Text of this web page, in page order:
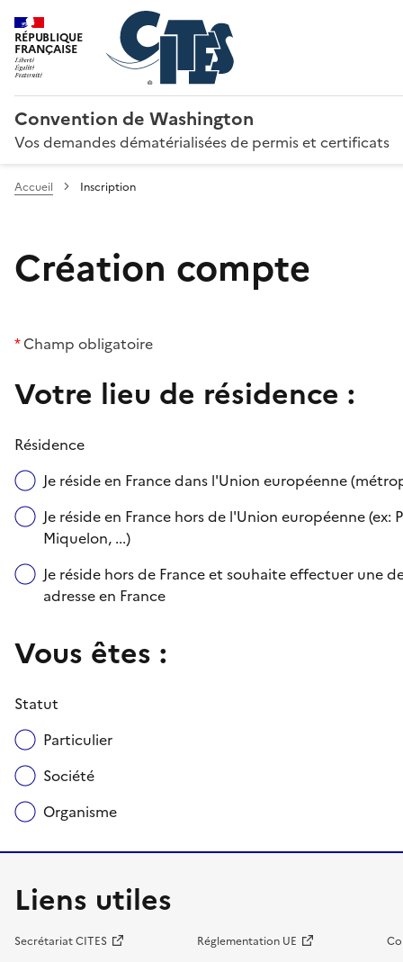
RÉPUBLIQUE
FRANÇAISE
Convention de Washington
Vos demandes dématérialisées de permis et certificats
Accueil Inscription
Création compte
*Champ obligatoire
Votre lieu de résidence :
Résidence
Je réside en France dans l'Union européenne
Je réside en France hors de l'Union européenne
Miquelon, ...)
Je réside hors de France et souhaite effectuer une
adresse en France
Vous êtes :
Statut
Particulier
Société
Organisme
Liens utiles
Secrétariat CITES Réglementation UE